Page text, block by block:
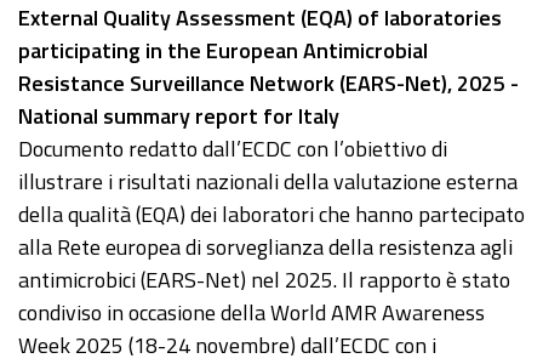
External Quality Assessment (EQA) of laboratories
participating in the European Antimicrobial
Resistance Surveillance Network (EARS-Net), 2025 -
National summary report for Italy
Documento redatto dall’ECDC con l’obiettivo di
illustrare i risultati nazionali della valutazione esterna
della qualità (EQA) dei laboratori che hanno partecipato
alla Rete europea di sorveglianza della resistenza agli
antimicrobici (EARS-Net) nel 2025. Il rapporto è stato
condiviso in occasione della World AMR Awareness
Week 2025 (18-24 novembre) dall’ECDC con i